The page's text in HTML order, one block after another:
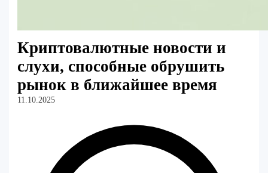
Криптовалютные новости и
слухи, способные обрушить
рынок в ближайшее время
11.10.2025